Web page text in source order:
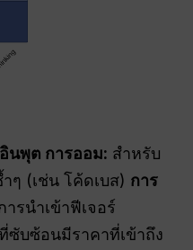
อินพุต การออม: สำหรับ
ๆ (เช่น โค้ดเบส) การ
รนำเข้าฟีเจอร์
ซับซ้อนมีราคาที่เข้าถึง